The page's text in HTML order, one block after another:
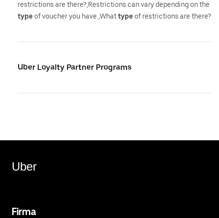
restrictions are there?,Restrictions can vary depending on the
typeof voucher you have.,Whattypeof restrictions are there?
Uber Loyalty Partner Programs
Uber
Firma